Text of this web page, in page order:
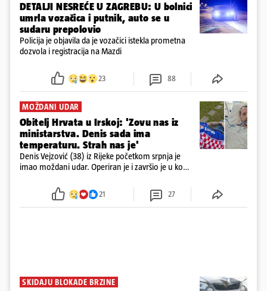
DETALJI NESREĆE U ZAGREBU: U bolnici
umrla vozačica i putnik, auto se u
sudaru prepolovio
Policija je objavila da je vozačici istekla prometna
dozvola i registracija na Mazdi
23 88
MOŽDANI UDAR
Obitelj Hrvata u Irskoj: 'Zovu nas iz
ministarstva. Denis sada ima
temperaturu. Strah nas je'
Denis Vejzović (38) iz Rijeke početkom srpnja je
imao moždani udar. Operiran je i završio je u komi.
tamošnji liječnici ne vjeruju u oporavak: 'Imamo
21 27
SKIDAJU BLOKADE BRZINE